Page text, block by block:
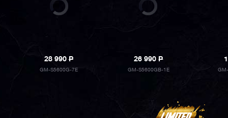
28 990P
GM-S5600G-7E
26 990P
GM-S5600GB-1E